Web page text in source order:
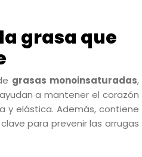
grasa que
grasas monoinsaturadas,
a mantener el corazón
y elástica. Además, contiene
para prevenir las arrugas